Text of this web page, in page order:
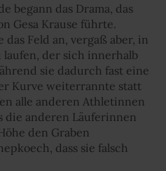
begann das Drama, das
Gesa Krause führte.
Feld an, vergaß aber, in
laufen, der sich innerhalb
sie dadurch fast eine
Kurve weiterrannte statt
alle anderen Athletinnen
die anderen Läuferinnen
den Graben
dass sie falsch